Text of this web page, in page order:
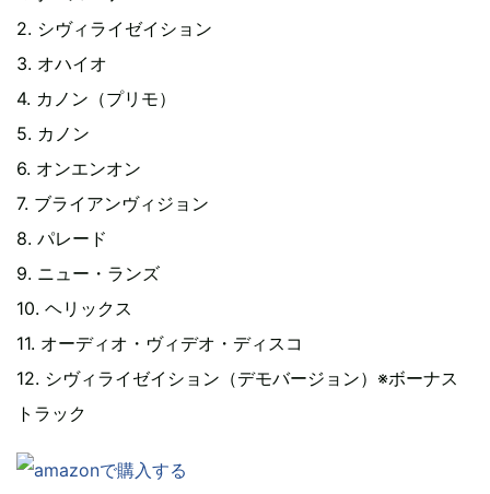
2. シヴィライゼイション
3. オハイオ
4. カノン（プリモ）
5. カノン
6. オンエンオン
7. ブライアンヴィジョン
8. パレード
9. ニュー・ランズ
10. ヘリックス
11. オーディオ・ヴィデオ・ディスコ
12. シヴィライゼイション（デモバージョン）※ボーナス
トラック